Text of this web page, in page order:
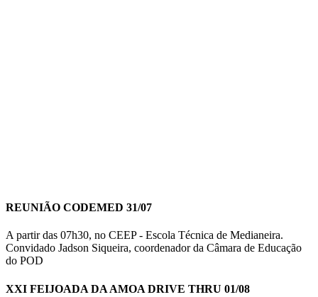
REUNIÃO CODEMED 31/07
A partir das 07h30, no CEEP - Escola Técnica de Medianeira.
Convidado Jadson Siqueira, coordenador da Câmara de Educação
do POD
XXI FEIJOADA DA AMOA DRIVE THRU 01/08